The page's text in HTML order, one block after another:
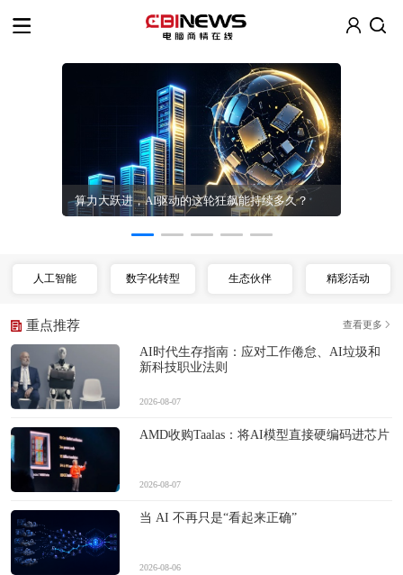
算力大跃进，AI驱动的这轮狂飙能持续多久？
人工智能 数字化转型 生态伙伴 精彩活动
重点推荐 查看更多
AI时代生存指南：应对工作倦怠、AI垃圾和
新科技职业法则
2026-08-07
AMD收购Taalas：将AI模型直接硬编码进芯片
2026-08-07
当 AI 不再只是“看起来正确”
2026-08-06